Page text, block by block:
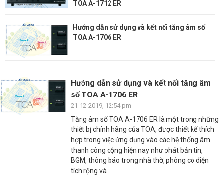
TOA A-1712 ER
Hướng dẫn sử dụng và kết nối tăng âm số
TOA A-1706 ER
Hướng dẫn sử dụng và kết nối tăng âm
số TOA A-1706 ER
21-12-2019, 12:54 pm
Tăng âm số TOA A-1706 ER là một trong những
thiết bị chính hãng của TOA, được thiết kế thích
hợp trong việc ứng dụng vào các hệ thống âm
thanh công cộng hiện nay như phát bản tin,
BGM, thông báo trong nhà thờ, phòng có diện
tích rộng và